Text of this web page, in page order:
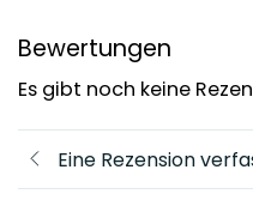
Bewertungen
Es gibt noch keine
Eine Rezension